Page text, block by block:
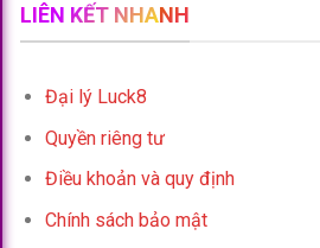
LIÊN KẾT NHANH
Đại lý Luck8
Quyền riêng tư
Điều khoản và quy định
Chính sách bảo mật